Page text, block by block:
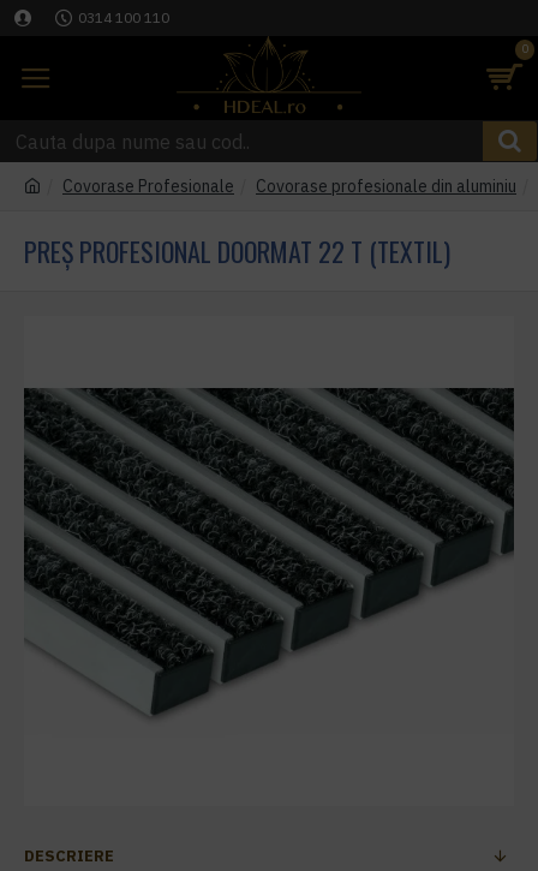
0314 100 110
0
Covorase Profesionale Covorase profesionale din aluminiu
PREȘ PROFESIONAL DOORMAT 22 T (TEXTIL)
DESCRIERE